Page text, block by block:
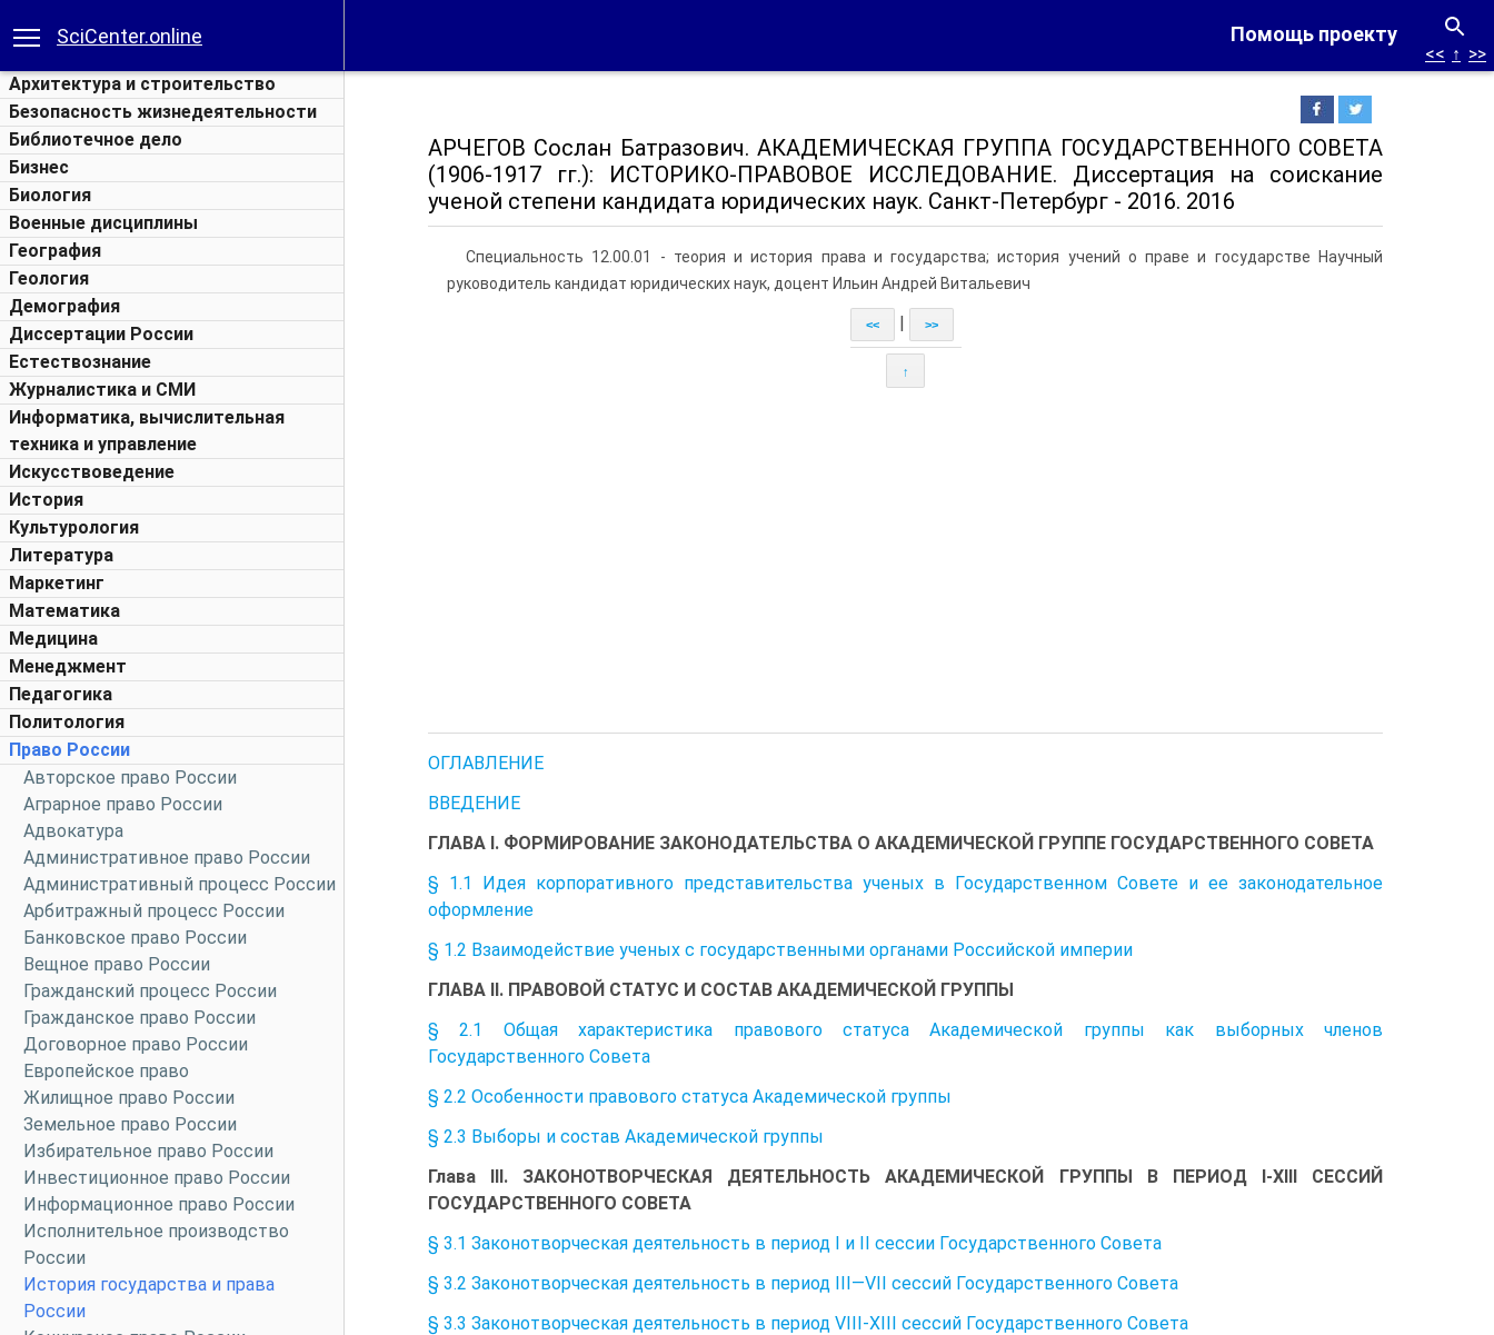
Помощь проекту
SciCenter.online
Архитектура и строительство
Безопасность жизнедеятельности
Библиотечное дело
Бизнес
Биология
Военные дисциплины
География
Геология
Демография
Диссертации России
Естествознание
Журналистика и СМИ
Информатика, вычислительная
техника и управление
Искусствоведение
История
Культурология
Литература
Маркетинг
Математика
Медицина
Менеджмент
Педагогика
Политология
Право России
Авторское право России
Аграрное право России
Адвокатура
Административное право России
Административный процесс России
Арбитражный процесс России
Банковское право России
Вещное право России
Гражданский процесс России
Гражданское право России
Договорное право России
Европейское право
Жилищное право России
Земельное право России
Избирательное право России
Инвестиционное право России
Информационное право России
Исполнительное производство
России
История государства и права
России
<< ↑ >>
АРЧЕГОВ Сослан Батразович. АКАДЕМИЧЕСКАЯ ГРУППА ГОСУДАРСТВЕННОГО СОВЕТА
(1906-1917 гг.): ИСТОРИКО-ПРАВОВОЕ ИССЛЕДОВАНИЕ. Диссертация на соискание
ученой степени кандидата юридических наук. Санкт-Петербург - 2016. 2016
Специальность 12.00.01 - теория и история права и государства; история учений о праве и государстве Научный
руководитель кандидат юридических наук, доцент Ильин Андрей Витальевич
<< >>
↑
ОГЛАВЛЕНИЕ
ВВЕДЕНИЕ
ГЛАВА I. ФОРМИРОВАНИЕ ЗАКОНОДАТЕЛЬСТВА О АКАДЕМИЧЕСКОЙ ГРУППЕ ГОСУДАРСТВЕННОГО СОВЕТА
§ 1.1 Идея корпоративного представительства ученых в Государственном Совете и ее законодательное
оформление
§ 1.2 Взаимодействие ученых с государственными органами Российской империи
ГЛАВА II. ПРАВОВОЙ СТАТУС И СОСТАВ АКАДЕМИЧЕСКОЙ ГРУППЫ
§ 2.1 Общая характеристика правового статуса Академической группы как выборных членов
Государственного Совета
§ 2.2 Особенности правового статуса Академической группы
§ 2.3 Выборы и состав Академической группы
Глава III. ЗАКОНОТВОРЧЕСКАЯ ДЕЯТЕЛЬНОСТЬ АКАДЕМИЧЕСКОЙ ГРУППЫ В ПЕРИОД I-XIII СЕССИЙ
ГОСУДАРСТВЕННОГО СОВЕТА
§ 3.1 Законотворческая деятельность в период I и II сессии Государственного Совета
§ 3.2 Законотворческая деятельность в период III—VII сессий Государственного Совета
§ 3.3 Законотворческая деятельность в период VIII-XIII сессий Государственного Совета